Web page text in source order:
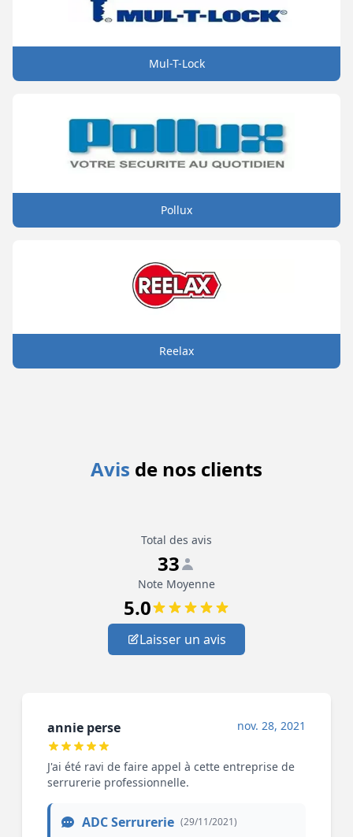
Mul-T-Lock
Pollux
Reelax
Avis de nos clients
Total des avis
33
Note Moyenne
5.0
Laisser un avis
annie perse nov. 28, 2021
J'ai été ravi de faire appel à cette entreprise de
serrurerie professionnelle.
ADC Serrurerie (29/11/2021)